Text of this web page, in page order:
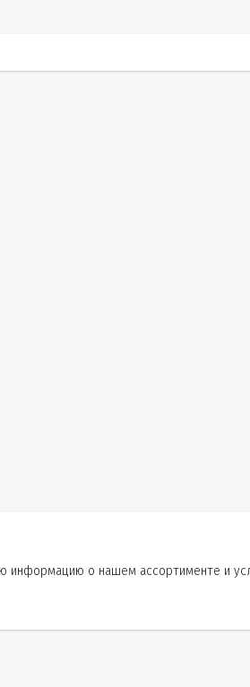
информацию о нашем ассортименте и